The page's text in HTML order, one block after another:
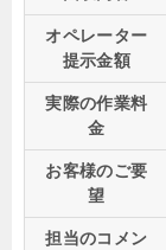
オペレーター
提示金額
実際の作業料
金
お客様のご要
望
担当のコメン